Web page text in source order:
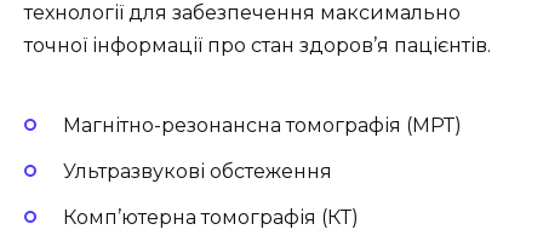
технології для забезпечення максимально
точної інформації про стан здоров’я пацієнтів.
Магнітно-резонансна томографія (МРТ)
Ультразвукові обстеження
Комп’ютерна томографія (КТ)